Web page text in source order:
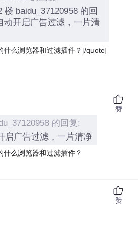
楼 baidu_37120958 的回
动开启广告过滤，一片清
什么浏览器和过滤插件？[/quote]
的回复:
启广告过滤，一片清净
什么浏览器和过滤插件？
赞
赞